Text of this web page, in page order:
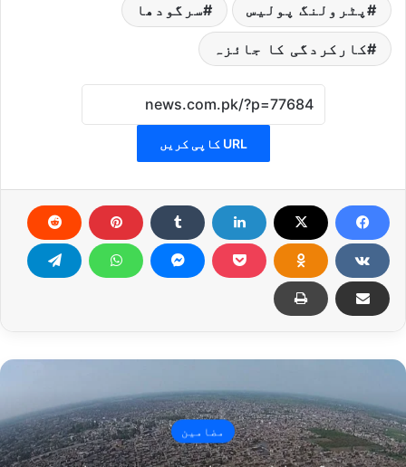
پٹرولنگ پولیس سرگودھا
کارکردگی کا جائزہ
URL کاپی کریں
مضامین